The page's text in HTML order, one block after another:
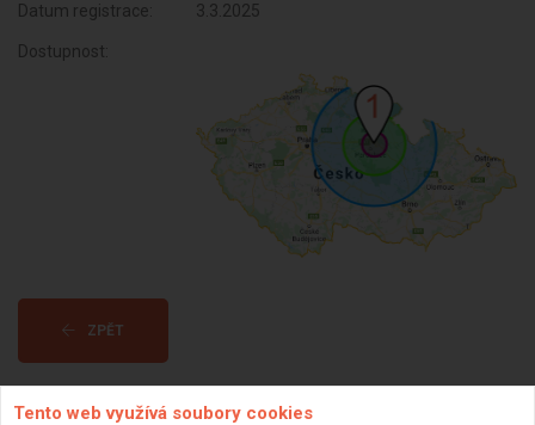
Datum registrace: 3.3.2025
Dostupnost:
ZPĚT
Aktualizováno z portálu ARES dne 03.03.2025 07:13:01
Tento web využívá soubory cookies